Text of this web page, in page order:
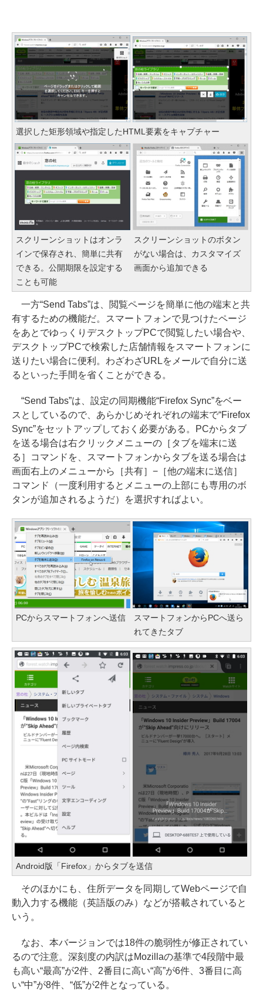
選択した矩形領域や指定したHTML要素をキャプチャー
スクリーンショットはオンラ
インで保存され、簡単に共有
できる。公開期限を設定する
ことも可能
スクリーンショットのボタン
がない場合は、カスタマイズ
画面から追加できる
一方“Send Tabs”は、閲覧ページを簡単に他の端末と共
有するための機能だ。スマートフォンで見つけたページ
をあとでゆっくりデスクトップPCで閲覧したい場合や、
デスクトップPCで検索した店舗情報をスマートフォンに
送りたい場合に便利。わざわざURLをメールで自分に送
るといった手間を省くことができる。
“Send Tabs”は、設定の同期機能“Firefox Sync”をベー
スとしているので、あらかじめそれぞれの端末で“Firefox
Sync”をセットアップしておく必要がある。PCからタブ
を送る場合は右クリックメニューの［タブを端末に送
る］コマンドを、スマートフォンからタブを送る場合は
画面右上のメニューから［共有］−［他の端末に送信］
コマンド（一度利用するとメニューの上部にも専用のボ
タンが追加されるようだ）を選択すればよい。
PCからスマートフォンへ送信
スマートフォンからPCへ送ら
れてきたタブ
Android版「Firefox」からタブを送信
そのほかにも、住所データを同期してWebページで自
動入力する機能（英語版のみ）などが搭載されていると
いう。
なお、本バージョンでは18件の脆弱性が修正されてい
るので注意。深刻度の内訳はMozillaの基準で4段階中最
も高い“最高”が2件、2番目に高い“高”が6件、3番目に高
い“中”が8件、“低”が2件となっている。